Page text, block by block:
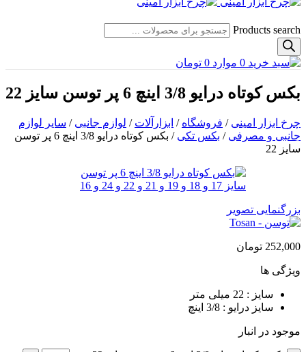
Products search
0 موارد 0 تومان
بکس کوتاه درایو 3/8 اینچ 6 پر توسن سایز 22
چرخ ابزار امینی / فروشگاه / ابزارآلات / لوازم جانبی / سایر لوازم
جانبی و مصرفی / بکس تکی /
بکس کوتاه درایو 3/8 اینچ 6 پر توسن
سایز 22
بزرگنمایی تصویر
252,000 تومان
ویژگی ها
سایز : 22 میلی متر
سایز درایو : 3/8 اینچ
موجود در انبار